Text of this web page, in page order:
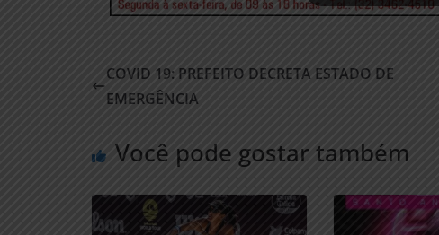
COVID 19: PREFEITO DECRETA ESTADO DE
EMERGÊNCIA
Você pode gostar também